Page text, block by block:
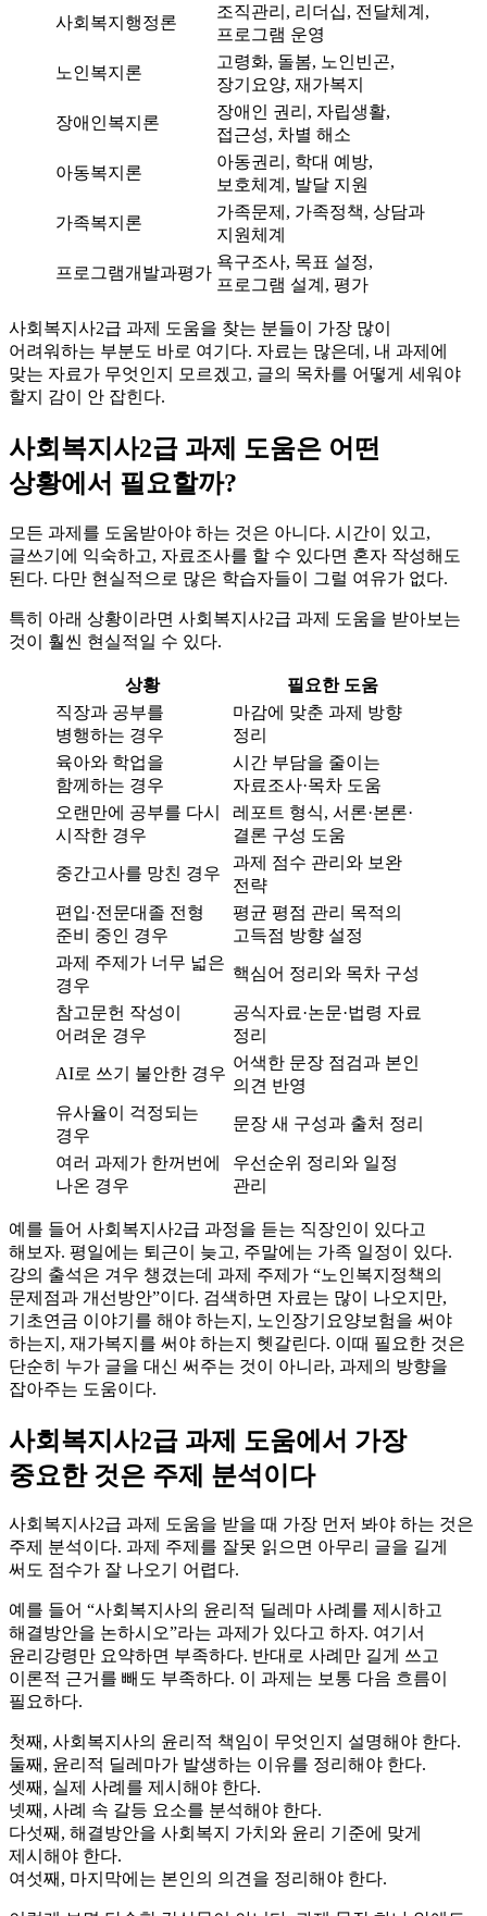
사회복지행정론
조직관리, 리더십, 전달체계,
프로그램 운영
노인복지론
고령화, 돌봄, 노인빈곤,
장기요양, 재가복지
장애인복지론
장애인 권리, 자립생활,
접근성, 차별 해소
아동복지론
아동권리, 학대 예방,
보호체계, 발달 지원
가족복지론
가족문제, 가족정책, 상담과
지원체계
프로그램개발과평가
욕구조사, 목표 설정,
프로그램 설계, 평가
사회복지사2급 과제 도움을 찾는 분들이 가장 많이
어려워하는 부분도 바로 여기다. 자료는 많은데, 내 과제에
맞는 자료가 무엇인지 모르겠고, 글의 목차를 어떻게 세워야
할지 감이 안 잡힌다.
사회복지사2급 과제 도움은 어떤
상황에서 필요할까?
모든 과제를 도움받아야 하는 것은 아니다. 시간이 있고,
글쓰기에 익숙하고, 자료조사를 할 수 있다면 혼자 작성해도
된다. 다만 현실적으로 많은 학습자들이 그럴 여유가 없다.
특히 아래 상황이라면 사회복지사2급 과제 도움을 받아보는
것이 훨씬 현실적일 수 있다.
상황
필요한 도움
직장과 공부를
병행하는 경우
마감에 맞춘 과제 방향
정리
육아와 학업을
함께하는 경우
시간 부담을 줄이는
자료조사·목차 도움
오랜만에 공부를 다시
시작한 경우
레포트 형식, 서론·본론·
결론 구성 도움
중간고사를 망친 경우
과제 점수 관리와 보완
전략
편입·전문대졸 전형
준비 중인 경우
평균 평점 관리 목적의
고득점 방향 설정
과제 주제가 너무 넓은
경우
핵심어 정리와 목차 구성
참고문헌 작성이
어려운 경우
공식자료·논문·법령 자료
정리
AI로 쓰기 불안한 경우
어색한 문장 점검과 본인
의견 반영
유사율이 걱정되는
경우
문장 새 구성과 출처 정리
여러 과제가 한꺼번에
나온 경우
우선순위 정리와 일정
관리
예를 들어 사회복지사2급 과정을 듣는 직장인이 있다고
해보자. 평일에는 퇴근이 늦고, 주말에는 가족 일정이 있다.
강의 출석은 겨우 챙겼는데 과제 주제가 “노인복지정책의
문제점과 개선방안”이다. 검색하면 자료는 많이 나오지만,
기초연금 이야기를 해야 하는지, 노인장기요양보험을 써야
하는지, 재가복지를 써야 하는지 헷갈린다. 이때 필요한 것은
단순히 누가 글을 대신 써주는 것이 아니라, 과제의 방향을
잡아주는 도움이다.
사회복지사2급 과제 도움에서 가장
중요한 것은 주제 분석이다
사회복지사2급 과제 도움을 받을 때 가장 먼저 봐야 하는 것은
주제 분석이다. 과제 주제를 잘못 읽으면 아무리 글을 길게
써도 점수가 잘 나오기 어렵다.
예를 들어 “사회복지사의 윤리적 딜레마 사례를 제시하고
해결방안을 논하시오”라는 과제가 있다고 하자. 여기서
윤리강령만 요약하면 부족하다. 반대로 사례만 길게 쓰고
이론적 근거를 빼도 부족하다. 이 과제는 보통 다음 흐름이
필요하다.
첫째, 사회복지사의 윤리적 책임이 무엇인지 설명해야 한다.
둘째, 윤리적 딜레마가 발생하는 이유를 정리해야 한다.
셋째, 실제 사례를 제시해야 한다.
넷째, 사례 속 갈등 요소를 분석해야 한다.
다섯째, 해결방안을 사회복지 가치와 윤리 기준에 맞게
제시해야 한다.
여섯째, 마지막에는 본인의 의견을 정리해야 한다.